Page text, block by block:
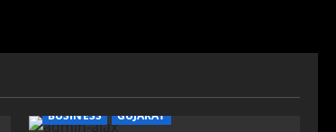
BUSINESS GUJARAT